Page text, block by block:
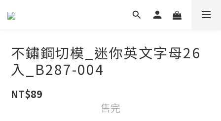
不鏽鋼切模_迷你英文字母26
入_B287-004
NT$89
售完